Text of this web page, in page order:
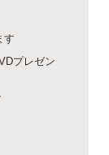
す
プレゼン